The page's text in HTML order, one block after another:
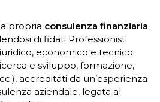
propria consulenza finanziaria
di fidati Professionisti
economico e tecnico
e sviluppo, formazione,
accreditati da un’esperienza
aziendale, legata al